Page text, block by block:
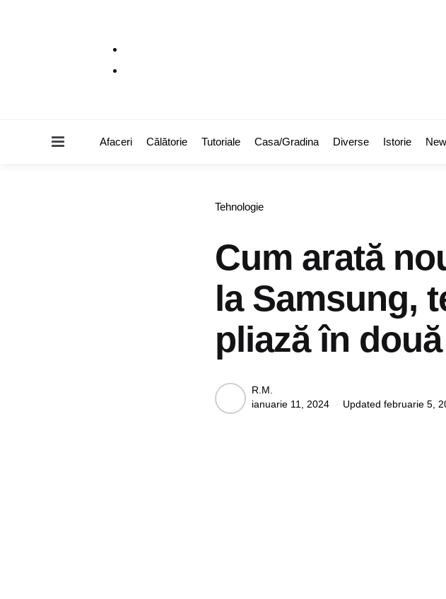
Afaceri Călătorie Tutoriale Casa/Gradina Diverse Istorie
Categories
Tehnologie
Cum arată
la Samsung,
pliază în
Posted
by
R.M.
ianuarie 11, 2024
Updated februarie 5,